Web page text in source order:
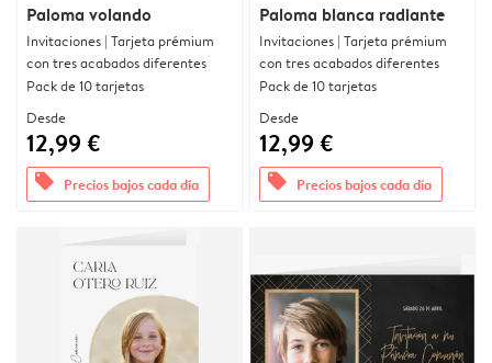
Paloma volando
Invitaciones | Tarjeta prémium
con tres acabados diferentes
Pack de 10 tarjetas
Desde
12,99 €
offers Precios bajos cada día
Paloma blanca radiante
Invitaciones | Tarjeta prémium
con tres acabados diferentes
Pack de 10 tarjetas
Desde
12,99 €
offers Precios bajos cada día